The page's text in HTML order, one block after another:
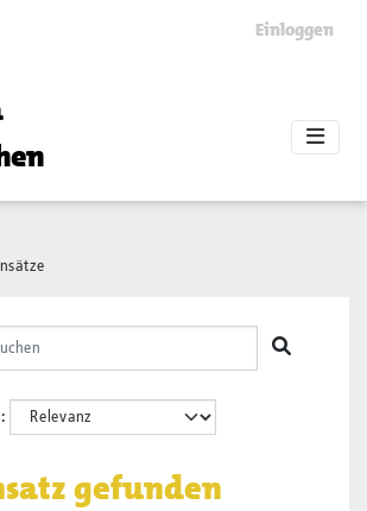
Einloggen
gefunden